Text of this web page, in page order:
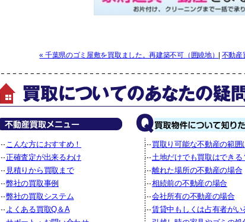
« 千葉県のゴミ屋敷を買取ました。再建築不可（囲繞地） 不動産
こんな方におすすめ！
正確査定が出来るわけ
見積りから買取まで
弊社の買取事例
弊社の買取システム
よくある買取Q＆A
買取り可能な不動産の範囲
土地だけでも買取はできる
離れた場所の不動産の場合
相続前の不動産の場合
会社所有の不動産の場合
賃貸中もしくは占有者がい